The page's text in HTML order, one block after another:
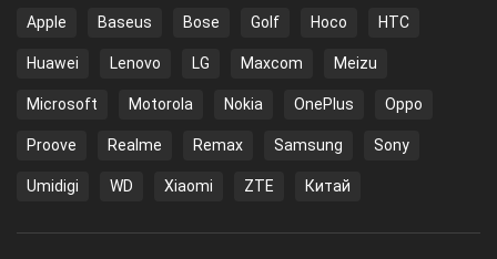
Apple Baseus Bose Golf Hoco HTC
Huawei Lenovo LG Maxcom Meizu
Microsoft Motorola Nokia OnePlus Oppo
Proove Realme Remax Samsung Sony
Umidigi WD Xiaomi ZTE Китай